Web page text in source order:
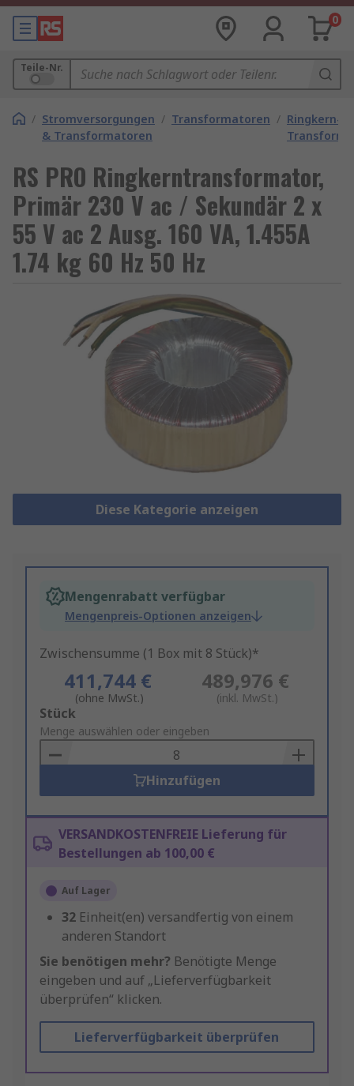
0
Teile-Nr.
/ Stromversorgungen
& Transformatoren
/ Transformatoren / Ringkern-
RS PRO Ringkerntransformator,
Primär 230 V ac / Sekundär 2 x
55 V ac 2 Ausg. 160 VA, 1.455A
1.74 kg 60 Hz 50 Hz
Diese Kategorie anzeigen
Mengenrabatt verfügbar
Mengenpreis-Optionen anzeigen
Zwischensumme (1 Box mit 8 Stück)*
411,744 €
(ohne MwSt.)
489,976 €
(inkl. MwSt.)
Add
to
Basket
Stück
Menge auswählen oder eingeben
Hinzufügen
VERSANDKOSTENFREIE Lieferung für
Bestellungen ab 100,00 €
Auf Lager
32 Einheit(en) versandfertig von einem
anderen Standort
Sie benötigen mehr? Benötigte Menge
eingeben und auf „Lieferverfügbarkeit
überprüfen“ klicken.
Lieferverfügbarkeit überprüfen